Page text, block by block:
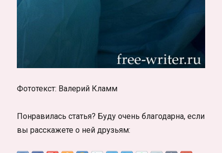
Фототекст: Валерий Кламм
Понравилась статья? Буду очень благодарна, если
вы расскажете о ней друзьям: